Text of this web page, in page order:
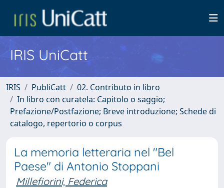
IRIS UniCatt
IRIS PubliCatt
02. Contributo in libro
In libro con curatela: Capitolo o saggio;
Prefazione/Postfazione; Breve introduzione; Schede di
catalogo, repertorio o corpus
La memoria letteraria nel "Bel
Paese" di Antonio Stoppani
Millefiorini, Federica